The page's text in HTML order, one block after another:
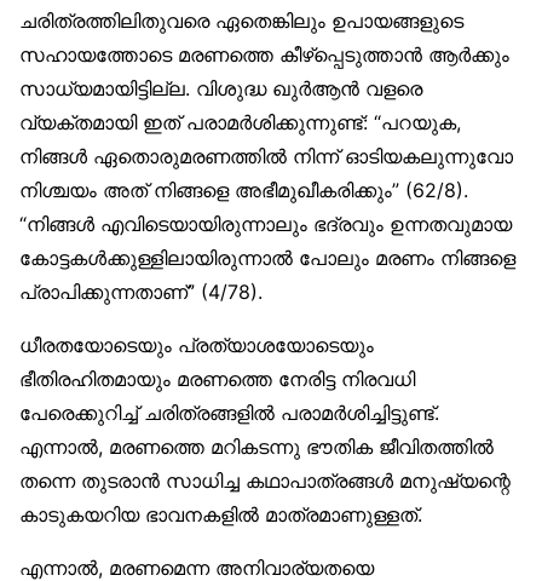
ചരിത്രത്തിലിതുവരെ ഏതെങ്കിലും ഉപായങ്ങളുടെ
സഹായത്തോടെ മരണത്തെ കീഴ്പ്പെടുത്താന്‍ ആര്‍ക്കും
സാധ്യമായിട്ടില്ല. വിശുദ്ധ ഖുര്‍ആന്‍ വളരെ
വ്യക്തമായി ഇത് പരാമര്‍ശിക്കുന്നുണ്ട്: “പറയുക,
നിങ്ങള്‍ ഏതൊരുമരണത്തില്‍ നിന്ന് ഓടിയകലുന്നുവോ
നിശ്ചയം അത് നിങ്ങളെ അഭീമുഖീകരിക്കും” (62/8).
“നിങ്ങള്‍ എവിടെയായിരുന്നാലും ഭദ്രവും ഉന്നതവുമായ
കോട്ടകള്‍ക്കുള്ളിലായിരുന്നാല്‍ പോലും മരണം നിങ്ങളെ
പ്രാപിക്കുന്നതാണ്” (4/78).
ധീരതയോടെയും പ്രത്യാശയോടെയും
ഭീതിരഹിതമായും മരണത്തെ നേരിട്ട നിരവധി
പേരെക്കുറിച്ച് ചരിത്രങ്ങളില്‍ പരാമര്‍ശിച്ചിട്ടുണ്ട്.
എന്നാല്‍, മരണത്തെ മറികടന്നു ഭൗതിക ജീവിതത്തില്‍
തന്നെ തുടരാന്‍ സാധിച്ച കഥാപാത്രങ്ങള്‍ മനുഷ്യന്റെ
കാടുകയറിയ ഭാവനകളില്‍ മാത്രമാണുള്ളത്.
എന്നാല്‍, മരണമെന്ന അനിവാര്യതയെ